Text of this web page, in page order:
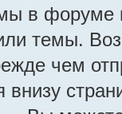
в форуме
темы.
чем
внизу